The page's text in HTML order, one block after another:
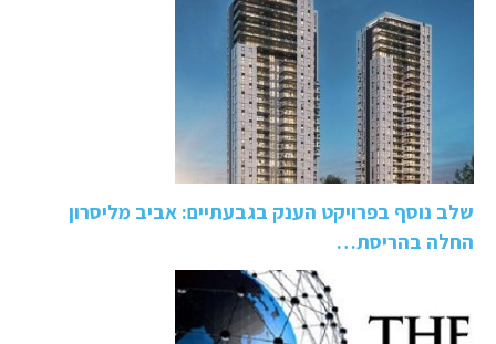
שלב נוסף בפרויקט הענק בגבעתיים: אביב מליסרון
החלה בהריסת…